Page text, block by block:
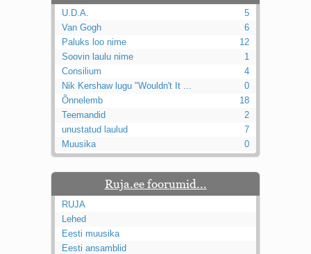
U.D.A.
5
Van Gogh
6
Paluks loo nime
12
Soovin laulu nime
1
Consilium
4
Nik Kershaw lugu "Wouldn't It ...
0
Õnnelemb
18
Teemandid
2
unustatud laulud
7
Muusika
0
Ruja.ee foorumid...
RUJA
Lehed
Eesti muusika
Eesti ansamblid